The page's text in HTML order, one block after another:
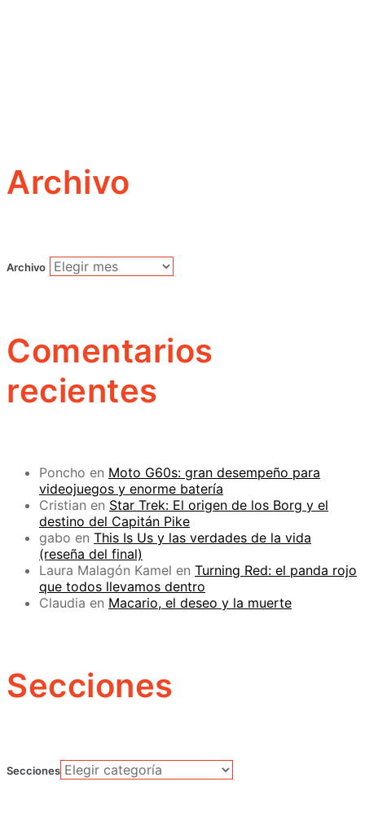
Archivo
Archivo
Comentarios
recientes
Poncho en Moto G60s: gran desempeño para
videojuegos y enorme batería
Cristian en Star Trek: El origen de los Borg y el
destino del Capitán Pike
gabo en This Is Us y las verdades de la vida
(reseña del final)
Laura Malagón Kamel en Turning Red: el panda rojo
que todos llevamos dentro
Claudia en Macario, el deseo y la muerte
Secciones
Secciones